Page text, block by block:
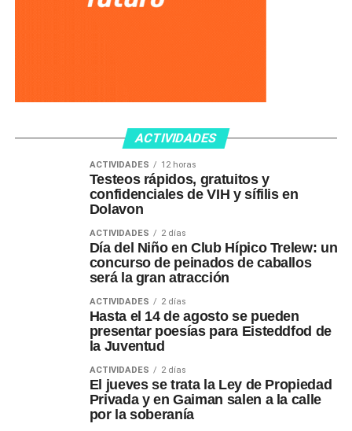
ACTIVIDADES
ACTIVIDADES 12 horas
Testeos rápidos, gratuitos y
confidenciales de VIH y sífilis en
Dolavon
ACTIVIDADES 2 días
Día del Niño en Club Hípico Trelew: un
concurso de peinados de caballos
será la gran atracción
ACTIVIDADES 2 días
Hasta el 14 de agosto se pueden
presentar poesías para Eisteddfod de
la Juventud
ACTIVIDADES 2 días
El jueves se trata la Ley de Propiedad
Privada y en Gaiman salen a la calle
por la soberanía